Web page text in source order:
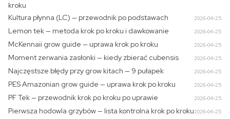
kroku
Kultura płynna (LC) — przewodnik po podstawach 2026-04-25
Lemon tek — metoda krok po kroku i dawkowanie 2026-04-25
McKennaii grow guide — uprawa krok po kroku 2026-04-25
Moment zerwania zasłonki — kiedy zbierać cubensis 2026-04-25
Najczęstsze błędy przy grow kitach — 9 pułapek 2026-04-25
PES Amazonian grow guide — uprawa krok po kroku 2026-04-25
PF Tek — przewodnik krok po kroku po uprawie 2026-04-25
Pierwsza hodowla grzybów — lista kontrolna krok po kroku2026-04-25